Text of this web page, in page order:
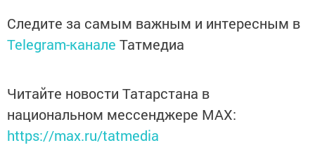
Следите за самым важным и интересным в
Telegram-канале Татмедиа
Читайте новости Татарстана в
национальном мессенджере MАХ:
https://max.ru/tatmedia